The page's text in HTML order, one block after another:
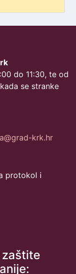
do 11:30, te od
se stranke
krk.hr
protokol i